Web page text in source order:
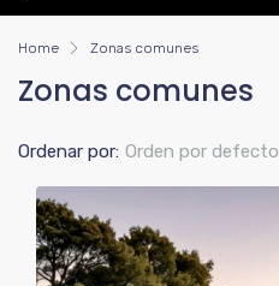
Home Zonas comunes
Zonas comunes
Ordenar por: Orden por defecto